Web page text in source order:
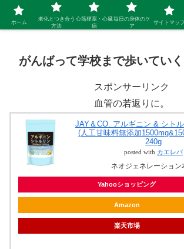
シニア 新しい人生を開拓するブロ
がんばって学校まで歩いていく
スポンサーリンク
血管の若返りに。
JAY＆CO. アルギニン & シト
(人工甘味料無添加
240g
posted with カエレバ
ネオジェネレーション
Yahooショッピング
Amazon
楽天市場
ホーム
老化とつき合う
方法
心筋梗塞・心臓
病
毎日の身体のケ
ア
サイトマッ